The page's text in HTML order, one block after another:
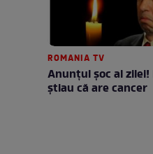
ROMANIA TV
Anunţul şoc al
ştiau că are cancer